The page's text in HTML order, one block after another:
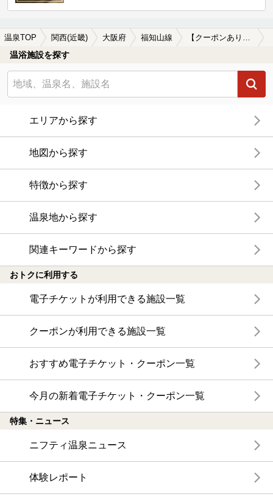
温泉TOP 関西(近畿) 大阪府 福知山線 【クーポンあり】宿泊できる福知山線周辺の温泉、日帰り温泉、スーパー銭湯を探す
温浴施設を探す
エリアから探す
地図から探す
特徴から探す
温泉地から探す
関連キーワードから探す
おトクに利用する
電子チケットが利用できる施設一覧
クーポンが利用できる施設一覧
おすすめ電子チケット・クーポン一覧
今月の新着電子チケット・クーポン一覧
特集・ニュース
ニフティ温泉ニュース
体験レポート